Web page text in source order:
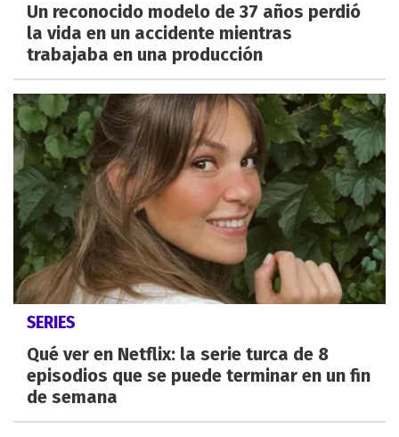
Un reconocido modelo de 37 años perdió
la vida en un accidente mientras
trabajaba en una producción
SERIES
Qué ver en Netflix: la serie turca de 8
episodios que se puede terminar en un fin
de semana